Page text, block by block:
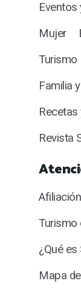
Eventos
Mujer
Turismo
Familia
Revista
Turismo
¿Qué es
Mapa